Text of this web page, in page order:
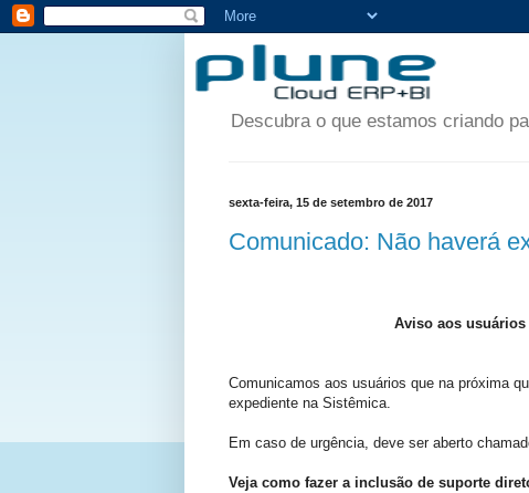
Descubra o que estamos criando
sexta-feira, 15 de setembro de 2017
Comunicado: Não haverá
Aviso aos
Comunicamos aos usuários que na próxima
expediente na Sistêmica.
Em caso de urgência, deve ser aberto
Veja como fazer a inclusão de suporte